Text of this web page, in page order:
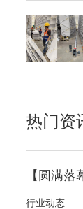
热门资
【圆满
力智能仓
行业动态